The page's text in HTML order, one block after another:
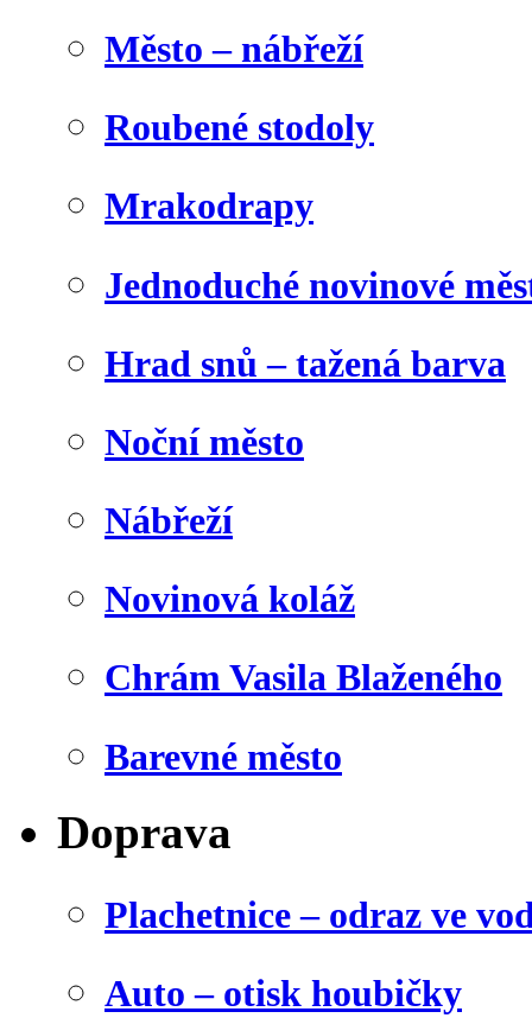
Město – nábřeží
Roubené stodoly
Mrakodrapy
Jednoduché novinové
Hrad snů – tažená barva
Noční město
Nábřeží
Novinová koláž
Chrám Vasila Blaženého
Barevné město
Doprava
Plachetnice – odraz ve
Auto – otisk houbičky